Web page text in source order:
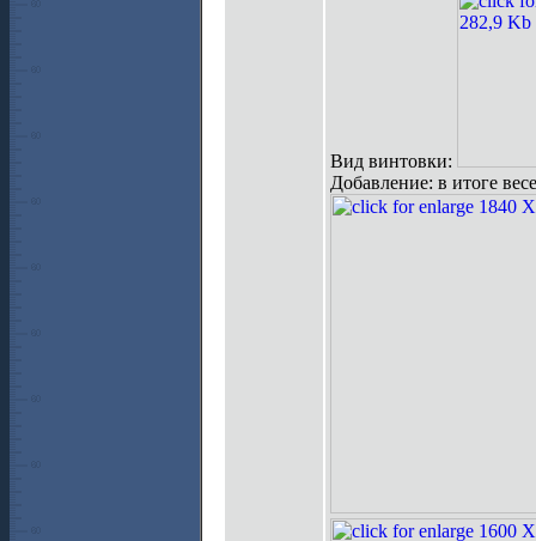
Вид винтовки:
Добавление: в итоге